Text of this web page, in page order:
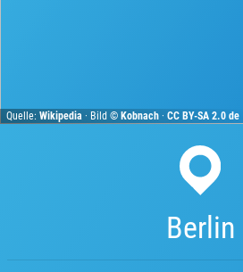
Quelle:Wikipedia · Bild ©Kobnach ·CC BY-SA 2.0 de
Berlin